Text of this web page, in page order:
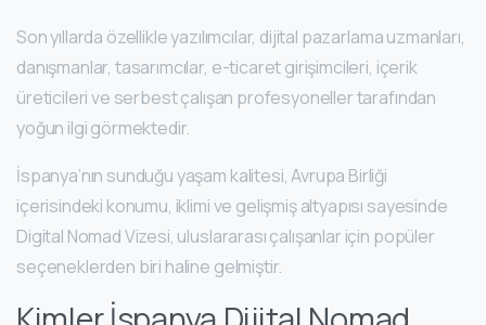
Son yıllarda özellikle yazılımcılar, dijital pazarlama uzmanları,
danışmanlar, tasarımcılar, e-ticaret girişimcileri, içerik
üreticileri ve serbest çalışan profesyoneller tarafından
yoğun ilgi görmektedir.
İspanya’nın sunduğu yaşam kalitesi, Avrupa Birliği
içerisindeki konumu, iklimi ve gelişmiş altyapısı sayesinde
Digital Nomad Vizesi, uluslararası çalışanlar için popüler
seçeneklerden biri haline gelmiştir.